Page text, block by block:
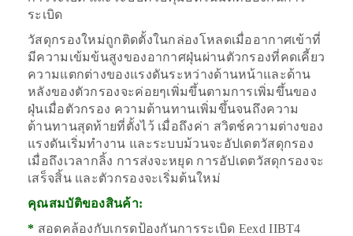
ระเบิด
วัสดุกรองใหม่ถูกติดตั้งในกล่องโหลดเมื่ออากาศเข้าที่
มีความเข้มข้นสูงของอากาศฝุ่นผ่านตัวกรองที่คดเคี้ยว
ความแตกต่างของแรงดันระหว่างด้านหน้าและด้าน
หลังของตัวกรองจะค่อยๆเพิ่มขึ้นตามการเพิ่มขึ้นของ
ฝุ่นเมื่อตัวกรอง ความต้านทานเพิ่มขึ้นจนถึงความ
ต้านทานสุดท้ายที่ตั้งไว้ เมื่อถึงค่า สวิตช์ความต่างของ
แรงดันเริ่มทำงาน และระบบม้วนจะอัปเดตวัสดุกรอง
เมื่อถึงเวลากลิ้ง การส่งจะหยุด การอัปเดตวัสดุกรองจะ
เสร็จสิ้น และตัวกรองจะเริ่มต้นใหม่
คุณสมบัติของสินค้า:
* สอดคล้องกับเกรดป้องกันการระเบิด Eexd IIBT4